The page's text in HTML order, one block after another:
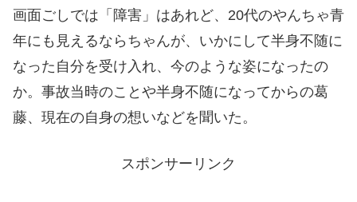
画面ごしでは「障害」はあれど、20代のやんちゃ青
年にも見えるならちゃんが、いかにして半身不随に
なった自分を受け入れ、今のような姿になったの
か。事故当時のことや半身不随になってからの葛
藤、現在の自身の想いなどを聞いた。
スポンサーリンク